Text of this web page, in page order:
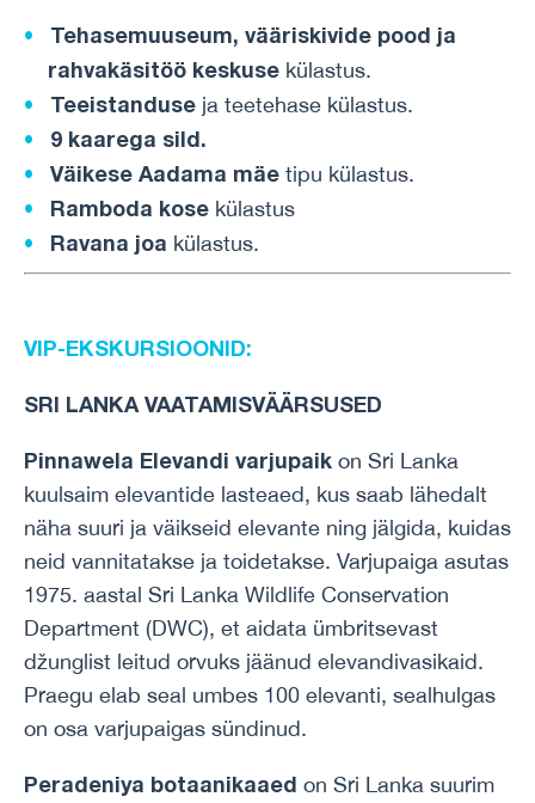
Tehasemuuseum, vääriskivide pood ja
rahvakäsitöö keskuse külastus.
Teeistanduseja teetehase külastus.
9 kaarega sild.
Väikese Aadama mäetipu külastus.
Ramboda kosekülastus
Ravana joa külastus.
VIP-EKSKURSIOONID:
SRI LANKA VAATAMISVÄÄRSUSED
Pinnawela Elevandi varjupaik on Sri Lanka
kuulsaim elevantide lasteaed, kus saab lähedalt
näha suuri ja väikseid elevante ning jälgida, kuidas
neid vannitatakse ja toidetakse. Varjupaiga asutas
1975. aastal Sri Lanka Wildlife Conservation
Department (DWC), et aidata ümbritsevast
džunglist leitud orvuks jäänud elevandivasikaid.
Praegu elab seal umbes 100 elevanti, sealhulgas
on osa varjupaigas sündinud.
Peradeniya botaanikaaed on Sri Lanka suurim